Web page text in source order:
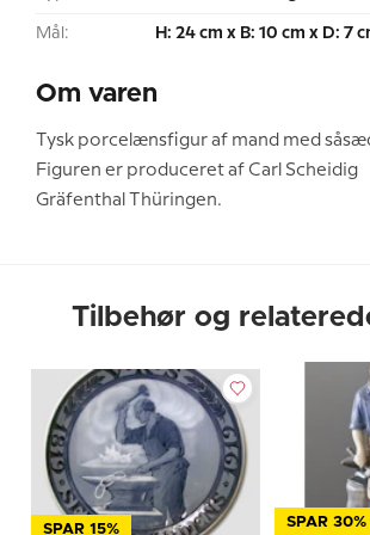
Mål: H: 24 cm x B: 10 cm x D: 7
Om varen
Tysk porcelænsfigur af mand med
Figuren er produceret af Carl Scheidig
Gräfenthal Thüringen.
Tilbehør og
SPAR 15% SPAR 30%